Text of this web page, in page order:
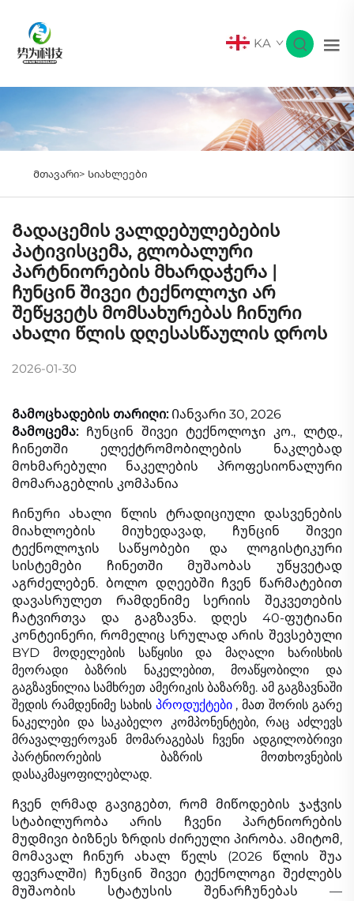
KA
Მთავარი> Სიახლეები
Გადაცემის ვალდებულებების
პატივისცემა, გლობალური
პარტნიორების მხარდაჭერა |
ჩუნცინ შივეი ტექნოლოჯი არ
შეწყვეტს მომსახურებას ჩინური
ახალი წლის დღესასწაულის დროს
2026-01-30
Გამოცხადების თარიღი: Იანვარი 30, 2026
Გამოცემა: Ჩუნცინ შივეი ტექნოლოჯი კო., ლტდ.,
ჩინეთში ელექტრომობილების ნაკლებად
მოხმარებული ნაკელების პროფესიონალური
მომარაგებლის კომპანია
Ჩინური ახალი წლის ტრადიციული დასვენების
მიახლოების მიუხედავად, ჩუნცინ შივეი
ტექნოლოჯის საწყობები და ლოგისტიკური
სისტემები ჩინეთში მუშაობას უწყვეტად
აგრძელებენ. ბოლო დღეებში ჩვენ წარმატებით
დავასრულეთ რამდენიმე სერიის შეკვეთების
ჩატვირთვა და გაგზავნა. დღეს 40-ფუტიანი
კონტეინერი, რომელიც სრულად არის შევსებული
BYD მოდელების საწყისი და მაღალი ხარისხის
მეორადი ბაზრის ნაკელებით, მოაწყობილი და
გაგზავნილია სამხრეთ ამერიკის ბაზარზე. ამ გაგზავნაში
შედის რამდენიმე სახის პროდუქტები , მათ შორის გარე
ნაკელები და საკაბელო კომპონენტები, რაც აძლევს
მრავალფეროვან მომარაგებას ჩვენი ადგილობრივი
პარტნიორების ბაზრის მოთხოვნების
დასაკმაყოფილებლად.
Ჩვენ ღრმად გავიგებთ, რომ მიწოდების ჯაჭვის
სტაბილურობა არის ჩვენი პარტნიორების
მუდმივი ბიზნეს ზრდის ძირეული პირობა. ამიტომ,
მომავალ ჩინურ ახალ წელს (2026 წლის შუა
ფევრალში) ჩუნცინ შივეი ტექნოლოგი შეძლებს
მუშაობის სტატუსის შენარჩუნებას —